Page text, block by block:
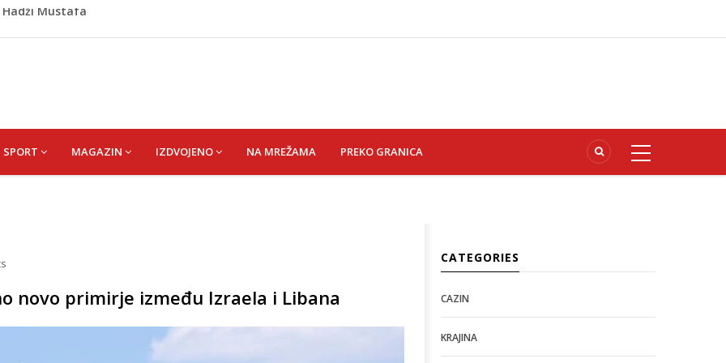
Krupi: Muškarac pronađen mrtav u kući, osumnjičeni
okončano „Lito moje medeno 2026“
Mustafa
SPORT MAGAZIN IZDVOJENO NA MREŽAMA PREKO GRANICA
novo primirje između Izraela i Libana
CATEGORIES
CAZIN
KRAJINA